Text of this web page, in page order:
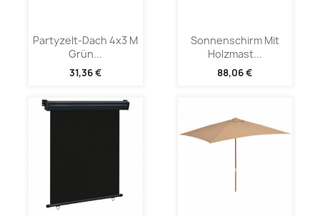
Partyzelt-Dach 4x3 M
Grün...
31,36 €
Sonnenschirm Mit
Holzmast...
88,06 €